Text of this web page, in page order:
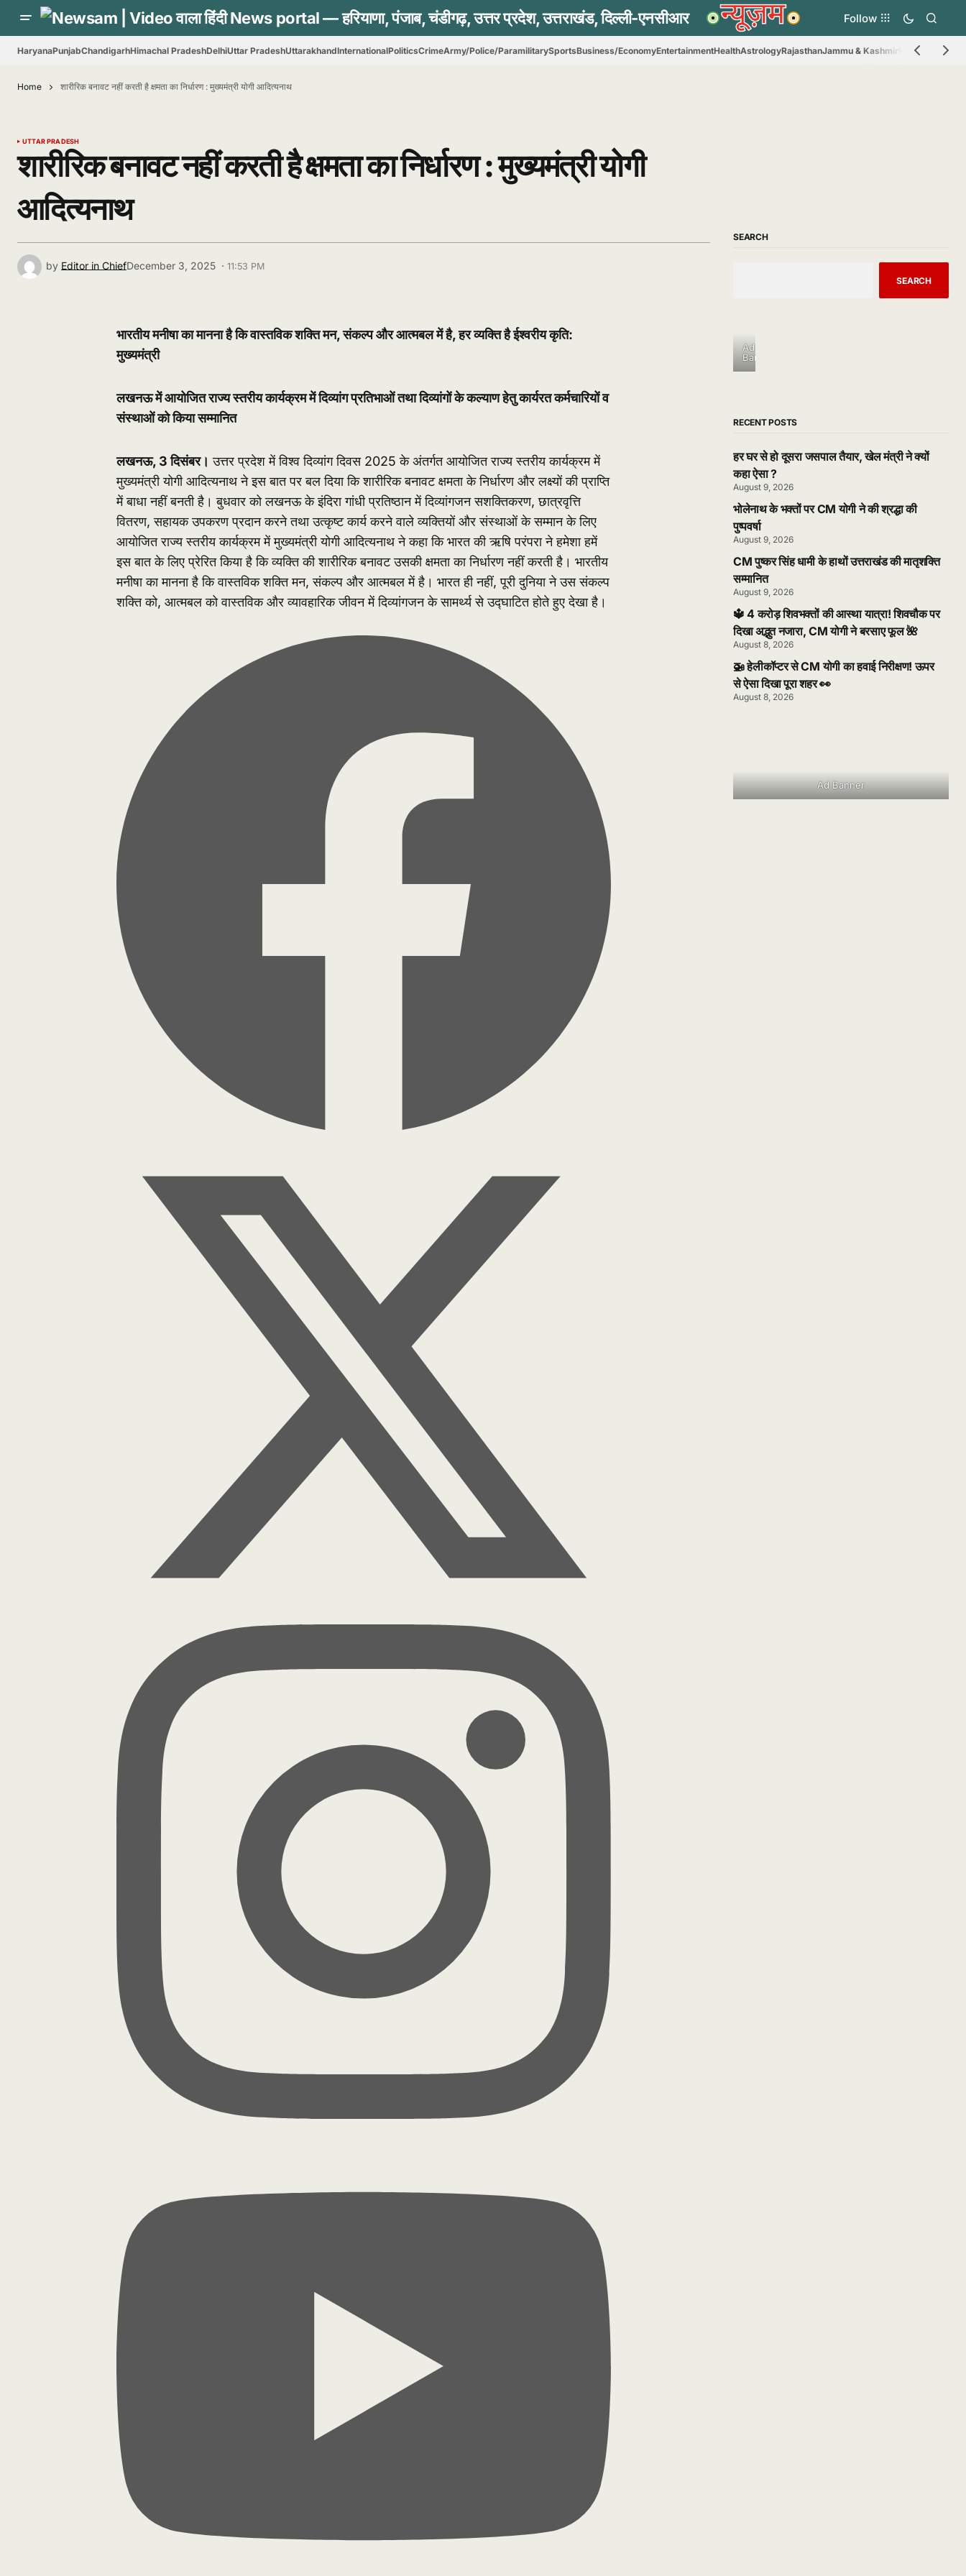
Follow
HaryanaPunjabChandigarhHimachal PradeshDelhiUttar PradeshUttarakhandInternationalPoliticsCrimeArmy/Police/ParamilitarySportsBusiness/EconomyEntertainmentHealthAstrologyRajasthanJammu & Kashmir Madhya
Home शारीरिक बनावट नहीं करती है क्षमता का निर्धारण : मुख्यमंत्री योगी आदित्यनाथ
UTTAR PRADESH
शारीरिक बनावट नहीं करती है क्षमता का निर्धारण : मुख्यमंत्री योगी
आदित्यनाथ
by Editor in ChiefDecember 3, 2025 · 11:53 PM
भारतीय मनीषा का मानना है कि वास्तविक शक्ति मन, संकल्प और आत्मबल में है, हर व्यक्ति है ईश्वरीय कृति:
मुख्यमंत्री
लखनऊ में आयोजित राज्य स्तरीय कार्यक्रम में दिव्यांग प्रतिभाओं तथा दिव्यांगों के कल्याण हेतु कार्यरत कर्मचारियों व
संस्थाओं को किया सम्मानित
लखनऊ, 3 दिसंबर। उत्तर प्रदेश में विश्व दिव्यांग दिवस 2025 के अंतर्गत आयोजित राज्य स्तरीय कार्यक्रम में
मुख्यमंत्री योगी आदित्यनाथ ने इस बात पर बल दिया कि शारीरिक बनावट क्षमता के निर्धारण और लक्ष्यों की प्राप्ति
में बाधा नहीं बनती है। बुधवार को लखनऊ के इंदिरा गांधी प्रतिष्ठान में दिव्यांगजन सशक्तिकरण, छात्रवृत्ति
वितरण, सहायक उपकरण प्रदान करने तथा उत्कृष्ट कार्य करने वाले व्यक्तियों और संस्थाओं के सम्मान के लिए
आयोजित राज्य स्तरीय कार्यक्रम में मुख्यमंत्री योगी आदित्यनाथ ने कहा कि भारत की ऋषि परंपरा ने हमेशा हमें
इस बात के लिए प्रेरित किया है कि व्यक्ति की शारीरिक बनावट उसकी क्षमता का निर्धारण नहीं करती है। भारतीय
मनीषा का मानना है कि वास्तविक शक्ति मन, संकल्प और आत्मबल में है। भारत ही नहीं, पूरी दुनिया ने उस संकल्प
शक्ति को, आत्मबल को वास्तविक और व्यावहारिक जीवन में दिव्यांगजन के सामर्थ्य से उद्घाटित होते हुए देखा है।
SEARCH
SEARCH
Ad
Banner
RECENT POSTS
हर घर से हो दूसरा जसपाल तैयार, खेल मंत्री ने क्यों
कहा ऐसा ?
August 9, 2026
भोलेनाथ के भक्तों पर CM योगी ने की श्रद्धा की
पुष्पवर्षा
August 9, 2026
CM पुष्कर सिंह धामी के हाथों उत्तराखंड की मातृशक्ति
सम्मानित
August 9, 2026
🔱 4 करोड़ शिवभक्तों की आस्था यात्रा! शिवचौक पर
दिखा अद्भुत नजारा, CM योगी ने बरसाए फूल 🌺
August 8, 2026
🚁 हेलीकॉप्टर से CM योगी का हवाई निरीक्षण! ऊपर
से ऐसा दिखा पूरा शहर 👀
August 8, 2026
Ad Banner